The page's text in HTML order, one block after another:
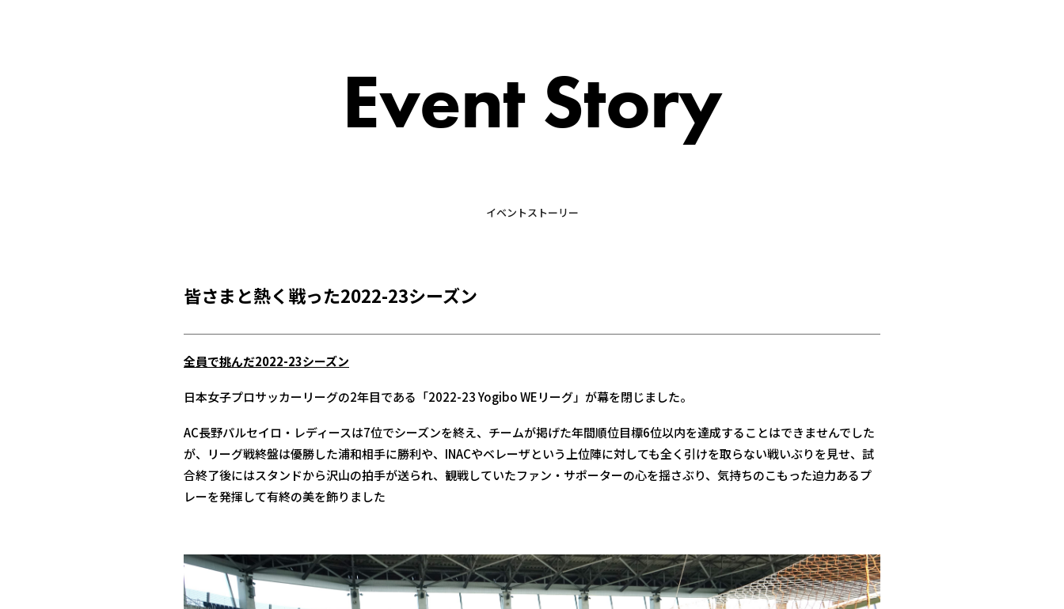
Event Story
イベントストーリー
皆さまと熱く戦った2022-23シーズン
全員で挑んだ2022-23シーズン
日本女子プロサッカーリーグの2年目である「2022-23 Yogibo WEリーグ」が幕を閉じました。
AC長野パルセイロ・レディースは7位でシーズンを終え、チームが掲げた年間順位目標6位以内を達成することはできませんでした
が、リーグ戦終盤は優勝した浦和相手に勝利や、INACやベレーザという上位陣に対しても全く引けを取らない戦いぶりを見せ、試
合終了後にはスタンドから沢山の拍手が送られ、観戦していたファン・サポーターの心を揺さぶり、気持ちのこもった迫力あるプ
レーを発揮して有終の美を飾りました